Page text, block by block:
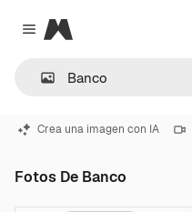
Close menu
Magnific
Crea una imagen con IA
Fotos De Banco